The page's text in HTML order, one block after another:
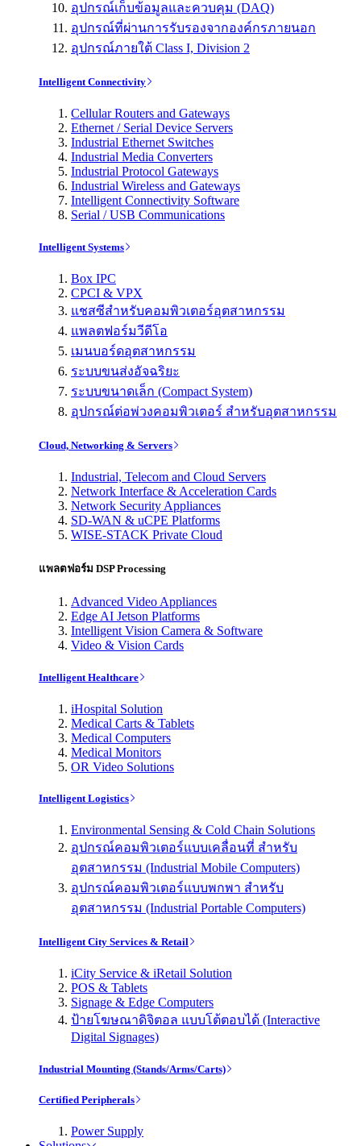
อุปกรณ์เก็บข้อมูลและควบคุม (DAQ)
อุปกรณ์ที่ผ่านการรับรองจากองค์กรภายนอก
อุปกรณ์ภายใต้ Class I, Division 2
Intelligent Connectivity
Cellular Routers and Gateways
Ethernet / Serial Device Servers
Industrial Ethernet Switches
Industrial Media Converters
Industrial Protocol Gateways
Industrial Wireless and Gateways
Intelligent Connectivity Software
Serial / USB Communications
Intelligent Systems
Box IPC
CPCI & VPX
แชสซีสำหรับคอมพิวเตอร์อุตสาหกรรม
แพลตฟอร์มวีดีโอ
เมนบอร์ดอุตสาหกรรม
ระบบขนส่งอัจฉริยะ
ระบบขนาดเล็ก (Compact System)
อุปกรณ์ต่อพ่วงคอมพิวเตอร์ สำหรับอุตสาหกรรม
Cloud, Networking & Servers
Industrial, Telecom and Cloud Servers
Network Interface & Acceleration Cards
Network Security Appliances
SD-WAN & uCPE Platforms
WISE-STACK Private Cloud
แพลตฟอร์ม DSP Processing
Advanced Video Appliances
Edge AI Jetson Platforms
Intelligent Vision Camera & Software
Video & Vision Cards
Intelligent Healthcare
iHospital Solution
Medical Carts & Tablets
Medical Computers
Medical Monitors
OR Video Solutions
Intelligent Logistics
Environmental Sensing & Cold Chain Solutions
อุปกรณ์คอมพิวเตอร์แบบเคลื่อนที่ สำหรับ
อุตสาหกรรม (Industrial Mobile Computers)
อุปกรณ์คอมพิวเตอร์แบบพกพา สำหรับ
อุตสาหกรรม (Industrial Portable Computers)
Intelligent City Services & Retail
iCity Service & iRetail Solution
POS & Tablets
Signage & Edge Computers
ป้ายโฆษณาดิจิตอล แบบโต้ตอบได้ (Interactive
Digital Signages)
Industrial Mounting (Stands/Arms/Carts)
Certified Peripherals
Power Supply